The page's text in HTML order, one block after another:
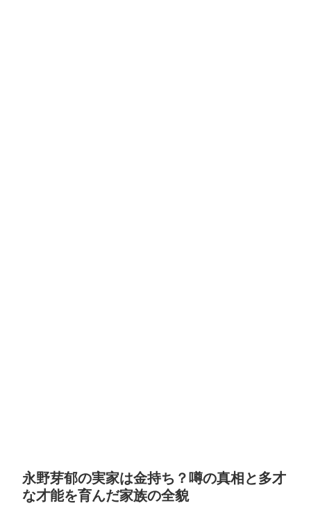
永野芽郁の実家は金持ち？噂の真相と多才
な才能を育んだ家族の全貌